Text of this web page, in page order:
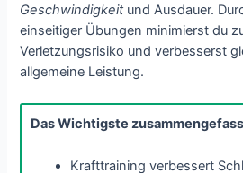
Geschwindigkeitund Ausdauer.
einseitiger Übungen minimierst du
Verletzungsrisiko und verbesserst
allgemeine Leistung.
Das Wichtigste
Krafttraining verbessert